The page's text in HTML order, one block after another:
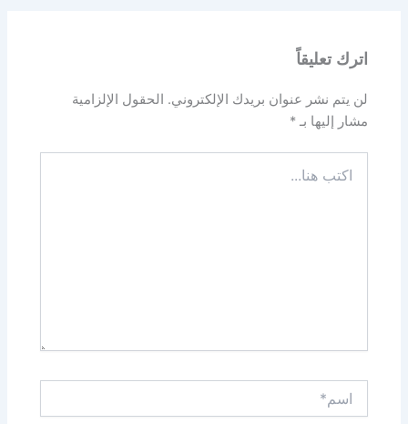
اترك تعليقاً
لن يتم نشر عنوان بريدك الإلكتروني. الحقول الإلزامية
مشار إليها بـ*
هنا...